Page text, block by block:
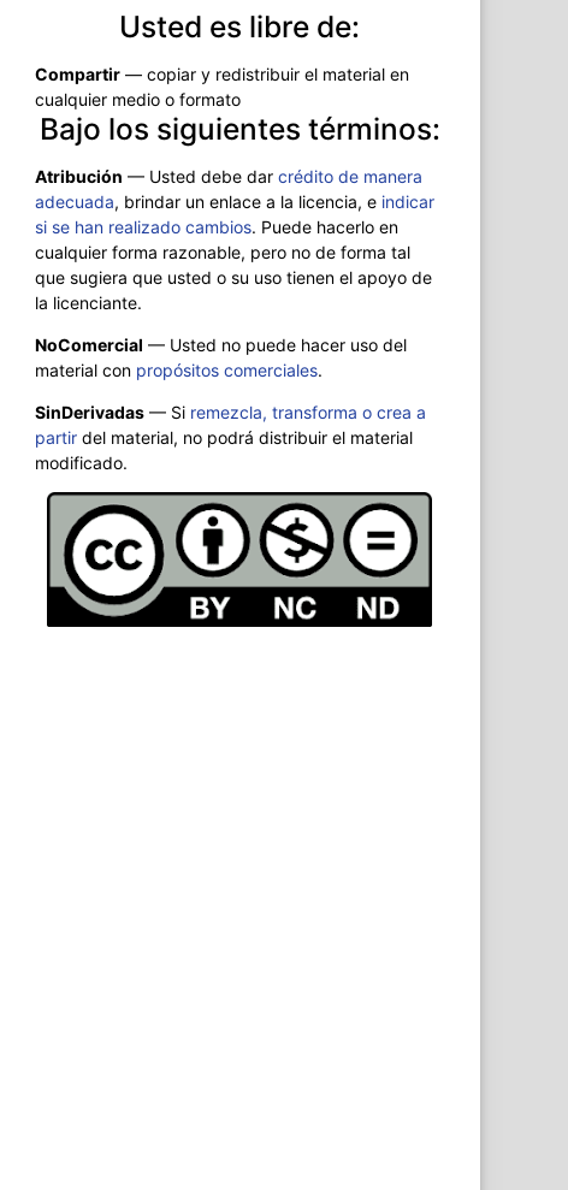
Usted es libre de:
Compartir — copiar y redistribuir el material en
cualquier medio o formato
Bajo los siguientes términos:
Atribución — Usted debe dar crédito de manera
adecuada, brindar un enlace a la licencia, e indicar
si se han realizado cambios. Puede hacerlo en
cualquier forma razonable, pero no de forma tal
que sugiera que usted o su uso tienen el apoyo de
la licenciante.
NoComercial — Usted no puede hacer uso del
material con propósitos comerciales.
SinDerivadas — Si remezcla, transforma o crea a
partir del material, no podrá distribuir el material
modificado.